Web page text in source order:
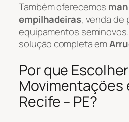
Também oferecemos
empilhadeiras, venda de
equipamentos
solução completa em
Por que
Movimentações
Recife – PE?